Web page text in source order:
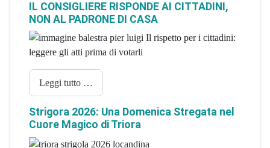
IL CONSIGLIERE RISPONDE AI CITTADINI,
NON AL PADRONE DI CASA
Leggi tutto …
Strigora 2026: Una Domenica Stregata nel
Cuore Magico di Triora